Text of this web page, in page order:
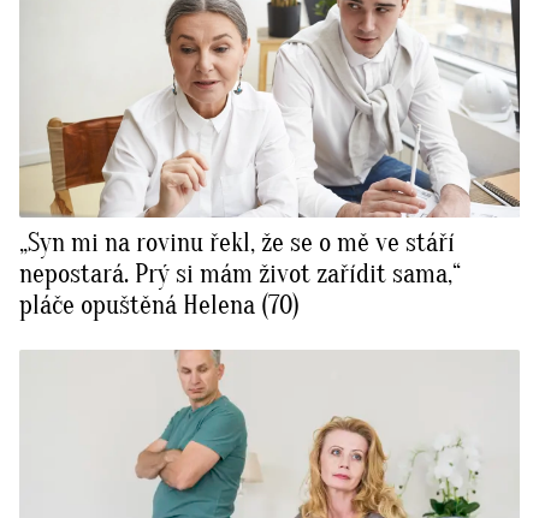
„Syn mi na rovinu řekl, že se o mě ve stáří
nepostará. Prý si mám život zařídit sama,“
pláče opuštěná Helena (70)